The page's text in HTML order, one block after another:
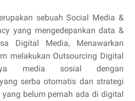
sebuah Social Media &
yang mengedepankan data &
Digital Media, Menawarkan
melakukan Outsourcing Digital
media sosial dengan
serba otomatis dan strategi
belum pernah ada di digital